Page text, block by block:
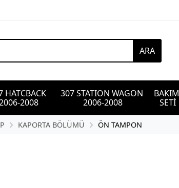
ARA
HATCBACK
2008
307 STATION WAGON
2006-2008
BAKIM
SETİ
KAPORTA BÖLÜMÜ ÖN TAMPON